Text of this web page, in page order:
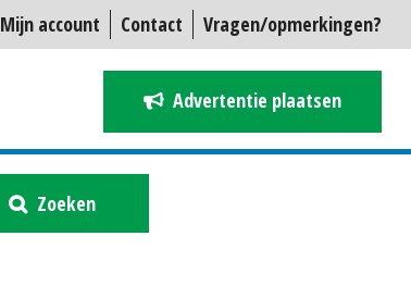
Mijn account Contact Vragen/opmerkingen?
Advertentie plaatsen
Zoeken